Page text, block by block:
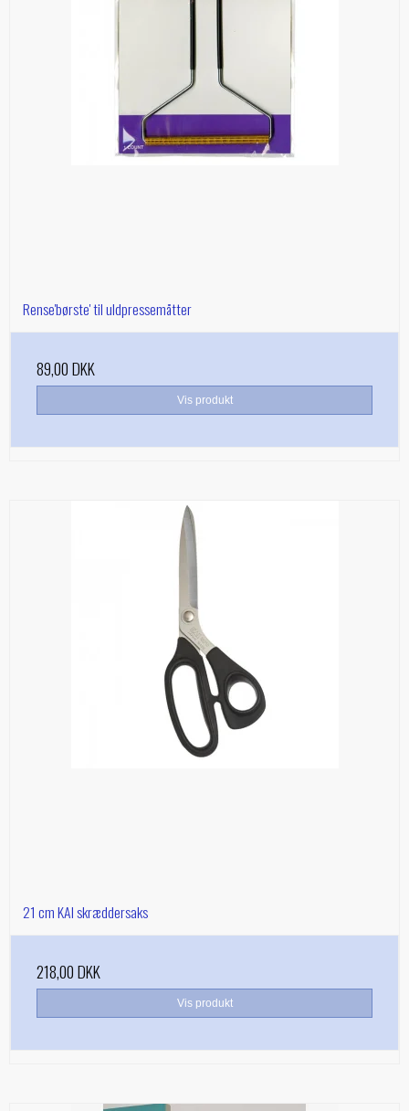
Rense'børste' til uldpressemåtter
89,00 DKK
Vis produkt
21 cm KAI skræddersaks
218,00 DKK
Vis produkt